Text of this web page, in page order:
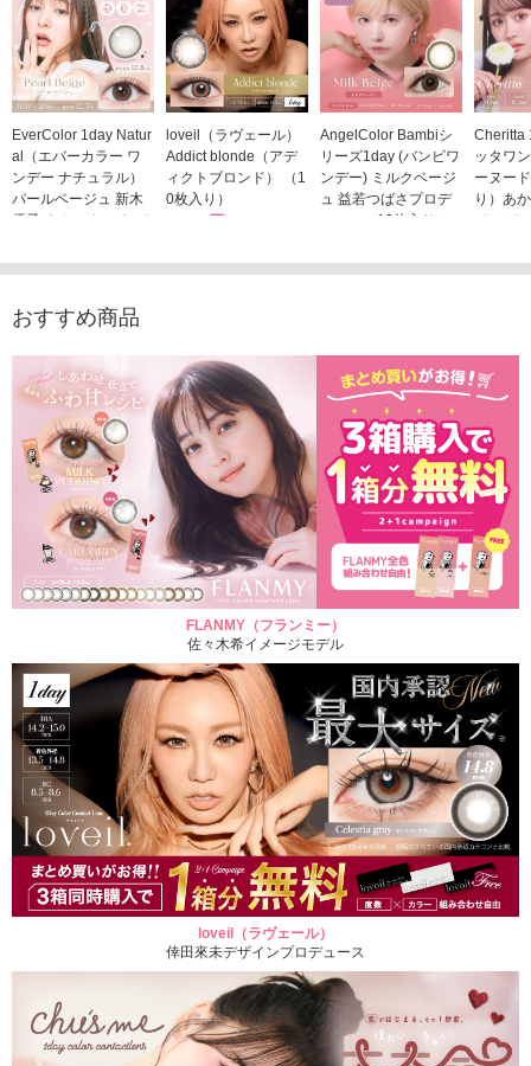
EverColor 1day Natur
al（エバーカラー ワ
ンデー ナチュラル）
パールベージュ 新木
優子イメージモデルカ
2,598円(税込)
loveil（ラヴェール）
Addict blonde（アデ
ィクトブロンド） （1
0枚入り）
1,760円
AngelColor Bambiシ
リーズ1day (バンビワ
ンデー) ミルクベージ
ュ 益若つばさプロデ
ュース（10枚入り）
Cheritta
ッタワ
ーヌー
り）あ
ジモデル
おすすめ商品
FLANMY（フランミー）
佐々木希イメージモデル
loveil（ラヴェール）
倖田來未デザインプロデュース